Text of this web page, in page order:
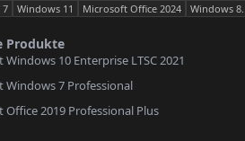
Windows 11 Microsoft Office 2024 Windows
Produkte
10 Enterprise LTSC 2021
Windows 7 Professional
Office 2019 Professional Plus